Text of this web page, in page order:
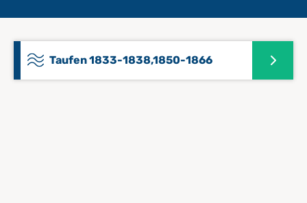
Taufen 1833-1838,1850-1866